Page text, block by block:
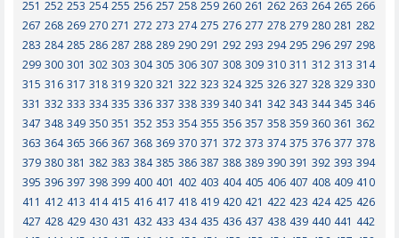
251 252 253 254 255 256 257 258 259 260 261 262 263 264 265 266
267 268 269 270 271 272 273 274 275 276 277 278 279 280 281 282
283 284 285 286 287 288 289 290 291 292 293 294 295 296 297 298
299 300 301 302 303 304 305 306 307 308 309 310 311 312 313 314
315 316 317 318 319 320 321 322 323 324 325 326 327 328 329 330
331 332 333 334 335 336 337 338 339 340 341 342 343 344 345 346
347 348 349 350 351 352 353 354 355 356 357 358 359 360 361 362
363 364 365 366 367 368 369 370 371 372 373 374 375 376 377 378
379 380 381 382 383 384 385 386 387 388 389 390 391 392 393 394
395 396 397 398 399 400 401 402 403 404 405 406 407 408 409 410
411 412 413 414 415 416 417 418 419 420 421 422 423 424 425 426
427 428 429 430 431 432 433 434 435 436 437 438 439 440 441 442